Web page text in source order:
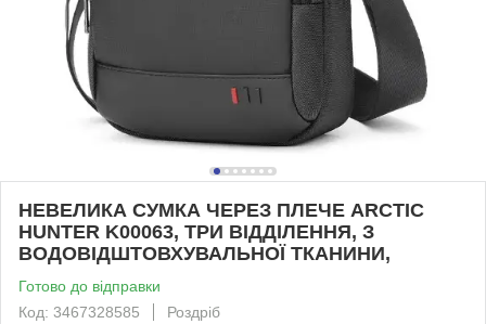
НЕВЕЛИКА СУМКА ЧЕРЕЗ ПЛЕЧЕ ARCTIC
HUNTER K00063, ТРИ ВІДДІЛЕННЯ, З
ВОДОВІДШТОВХУВАЛЬНОЇ ТКАНИНИ,
Готово до відправки
Код: 3467328585
Роздріб